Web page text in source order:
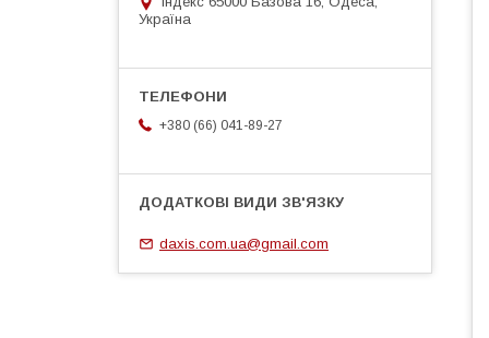
Україна
+380 (66) 041-89-27
daxis.com.ua@gmail.com